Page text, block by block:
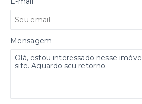
Mensagem